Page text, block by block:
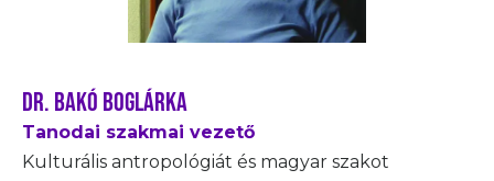
DR. BAKÓ BOGLÁRKA
Tanodai szakmai vezető
Kulturális antropológiát és magyar szakot